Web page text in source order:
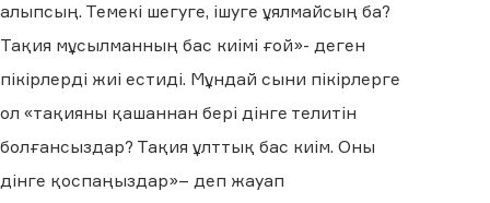
алыпсың. Темекі шегуге, ішуге ұялмайсың ба?
Тақия мұсылманның бас киімі ғой»- деген
пікірлерді жиі естиді. Мұндай сыни пікірлерге
ол «тақияны қашаннан бері дінге телитін
болғансыздар? Тақия ұлттық бас киім. Оны
дінге қоспаңыздар»– деп жауап